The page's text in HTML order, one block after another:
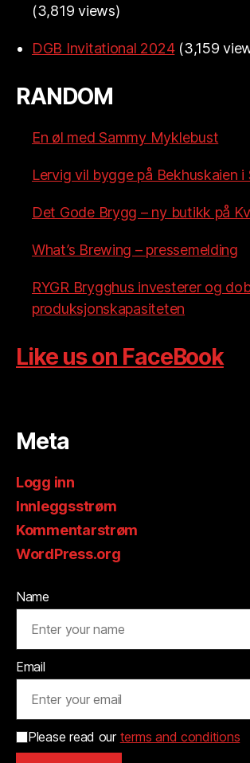
(3,819 views)
DGB Invitational 2024 (3,159
RANDOM
En øl med Sammy Myklebust
Lervig vil bygge på Bekhuskaien i
Det Gode Brygg – ny butikk på
What’s Brewing – pressemelding
RYGR Brygghus investerer og
produksjonskapasiteten
Like us on FaceBook
Meta
Logg inn
Innleggsstrøm
Kommentarstrøm
WordPress.org
Name
Email
Please read our terms and conditions